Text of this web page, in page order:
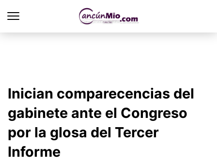
Inician comparecencias del
gabinete ante el Congreso
por la glosa del Tercer
Informe